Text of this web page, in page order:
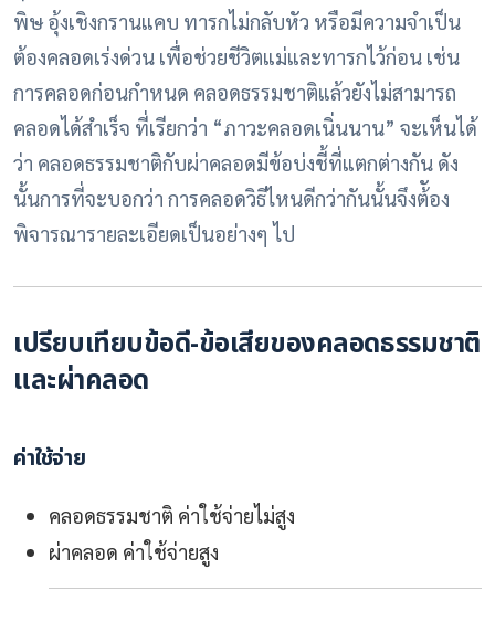
พิษ อุ้งเชิงกรานแคบ ทารกไม่กลับหัว หรือมีความจำเป็น
ต้องคลอดเร่งด่วน เพื่อช่วยชีวิตแม่และทารกไว้ก่อน เช่น
การคลอดก่อนกำหนด คลอดธรรมชาติแล้วยังไม่สามารถ
คลอดได้สำเร็จ ที่เรียกว่า “ภาวะคลอดเนิ่นนาน” จะเห็นได้
ว่า คลอดธรรมชาติกับผ่าคลอดมีข้อบ่งชี้ที่แตกต่างกัน ดัง
นั้นการที่จะบอกว่า การคลอดวิธีไหนดีกว่ากันนั้นจึงต้ัอง
พิจารณารายละเอียดเป็นอย่างๆ ไป
เปรียบเทียบข้อดี-ข้อเสียของคลอดธรรมชาติ
และผ่าคลอด
ค่าใช้จ่าย
คลอดธรรมชาติ ค่าใช้จ่ายไม่สูง
ผ่าคลอด ค่าใช้จ่ายสูง